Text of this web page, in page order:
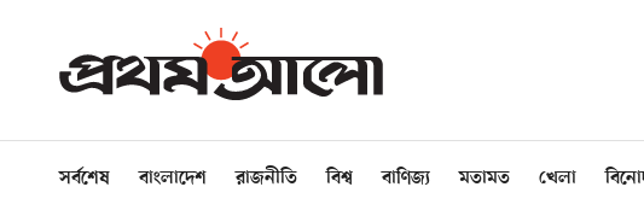
সর্বশেষ বাংলাদেশ রাজনীতি বিশ্ব বাণিজ্য মতামত খেলা